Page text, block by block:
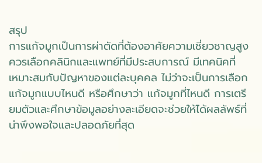
สรุป
การแก้จมูกเป็นการผ่าตัดที่ต้องอาศัยความเชี่ยวชาญสูง
ควรเลือกคลินิกและแพทย์ที่มีประสบการณ์ มีเทคนิคที่
เหมาะสมกับปัญหาของแต่ละบุคคล ไม่ว่าจะเป็นการเลือก
แก้จมูกแบบไหนดี หรือศึกษาว่า แก้จมูกที่ไหนดี การเตรี
ยมตัวและศึกษาข้อมูลอย่างละเอียดจะช่วยให้ได้ผลลัพธ์ที่
น่าพึงพอใจและปลอดภัยที่สุด